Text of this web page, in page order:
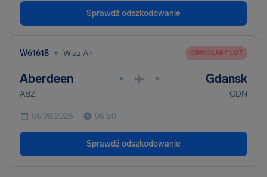
Sprawdź odszkodowanie
W61618 • Wizz Air ODWOŁANY LOT
Aberdeen • • Gdansk
ABZ GDN
06.08.2026 06:50
Sprawdź odszkodowanie